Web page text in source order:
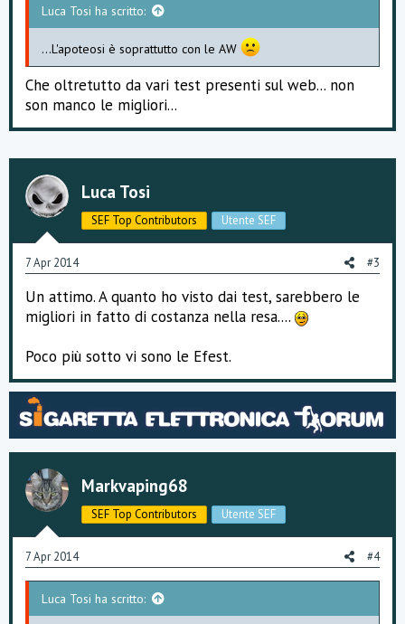
Luca Tosi ha scritto:
...L'apoteosi è soprattutto con le AW
Che oltretutto da vari test presenti sul web... non
son manco le migliori...
Luca Tosi
SEF Top Contributors Utente SEF
7 Apr 2014 #3
Un attimo. A quanto ho visto dai test, sarebbero le
migliori in fatto di costanza nella resa....
Poco più sotto vi sono le Efest.
Markvaping68
SEF Top Contributors Utente SEF
7 Apr 2014 #4
Luca Tosi ha scritto: